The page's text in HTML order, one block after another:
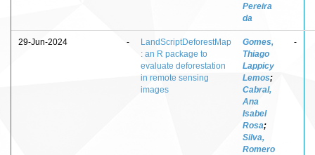
Pereira
da
29-Jun-2024 -
LandScriptDeforestMap
: an R package to
evaluate deforestation
in remote sensing
images
Gomes,
Thiago
Lappicy
Lemos;
Cabral,
Ana
Isabel
Rosa;
Silva,
Romero
-